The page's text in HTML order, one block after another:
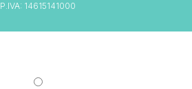
P.IVA: 14615141000